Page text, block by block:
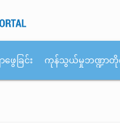
ေခြင်း ကုန်သွယ်မှုဘဏ္ဍာ